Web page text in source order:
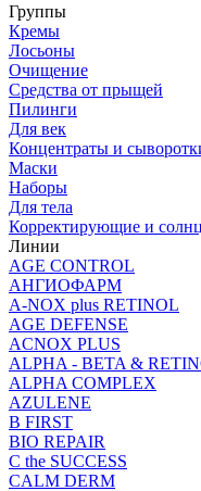
Группы
Кремы
Лосьоны
Очищение
Средства от прыщей
Пилинги
Для век
Концентраты и
Маски
Наборы
Для тела
Корректирующие и
Линии
AGE CONTROL
АНГИОФАРМ
A-NOX plus RETINOL
AGE DEFENSE
ACNOX PLUS
ALPHA - BETA &
ALPHA COMPLEX
AZULENE
B FIRST
BIO REPAIR
C the SUCCESS
CALM DERM